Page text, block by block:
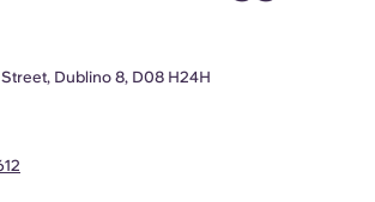
Dublino 8, D08 H24H